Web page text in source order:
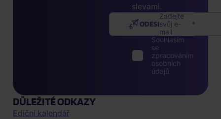
slevami.
Zadejte
svůj e-
mail
ODESLAT
Souhlasím
se
zpracováním
osobních
údajů
DŮLEŽITÉ ODKAZY
Ediční kalendář